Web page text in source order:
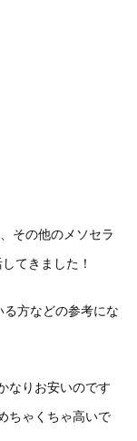
その他のメソセラ
てきました！
方などの参考にな
なりお安いのです
ちゃくちゃ高いで